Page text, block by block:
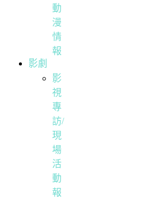
動
漫
情
報
影劇
影
視
專
訪/
現
場
活
動
報